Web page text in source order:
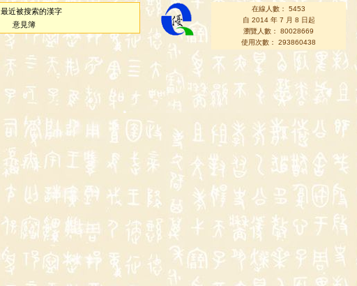
最近被搜索的漢字
意見簿
在線人數： 5453
自 2014 年 7 月 8 日起
瀏覽人數： 80028669
使用次數： 293860438